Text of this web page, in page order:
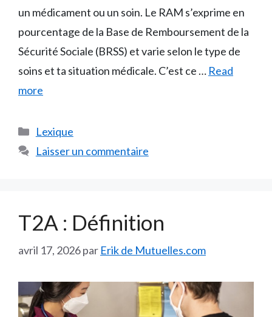
un médicament ou un soin. Le RAM s’exprime en
pourcentage de la Base de Remboursement de la
Sécurité Sociale (BRSS) et varie selon le type de
soins et ta situation médicale. C’est ce … Read
more
Catégories
Lexique
Laisser un commentaire
T2A : Définition
avril 17, 2026par Erik de Mutuelles.com